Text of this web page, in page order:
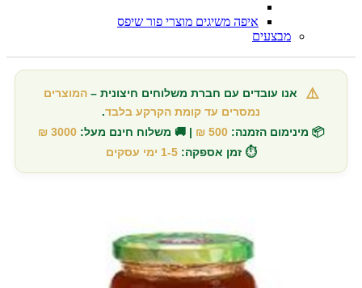
איפה משיגים מוצרי פור שיפס
מבצעים
⚠️ אנו עובדים עם חברת משלוחים חיצונית –המוצרים
נמסרים עד קומת הקרקע בלבד.
📦 מינימום הזמנה: 500 ₪ | 🚚 משלוח חינם מעל: 3000 ₪
⏱️ זמן אספקה: 1-5 ימי עסקים